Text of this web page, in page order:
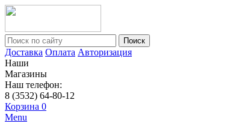
Поиск
Доставка Оплата Авторизация
Наши
Магазины
Наш телефон:
8 (3532) 64-80-12
Корзина 0
Menu